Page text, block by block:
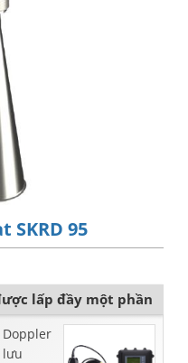
SKRD 95
lấp đầy một phần
lưu